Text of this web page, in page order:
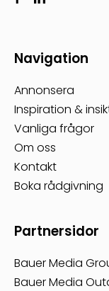
Navigation
Annonsera
Inspiration &
Vanliga frågor
Om oss
Kontakt
Boka rådgivning
Partnersidor
Bauer Media
Bauer Media